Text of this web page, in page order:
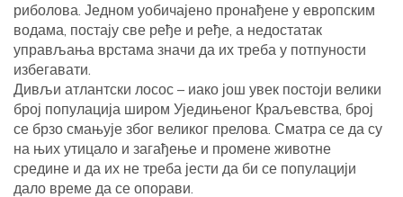
риболова. Једном уобичајено пронађене у европским
водама, постају све ређе и ређе, а недостатак
управљања врстама значи да их треба у потпуности
избегавати.
Дивљи атлантски лосос – иако још увек постоји велики
број популација широм Уједињеног Краљевства, број
се брзо смањује због великог прелова. Сматра се да су
на њих утицало и загађење и промене животне
средине и да их не треба јести да би се популацији
дало време да се опорави.